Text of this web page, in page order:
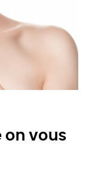
on vous